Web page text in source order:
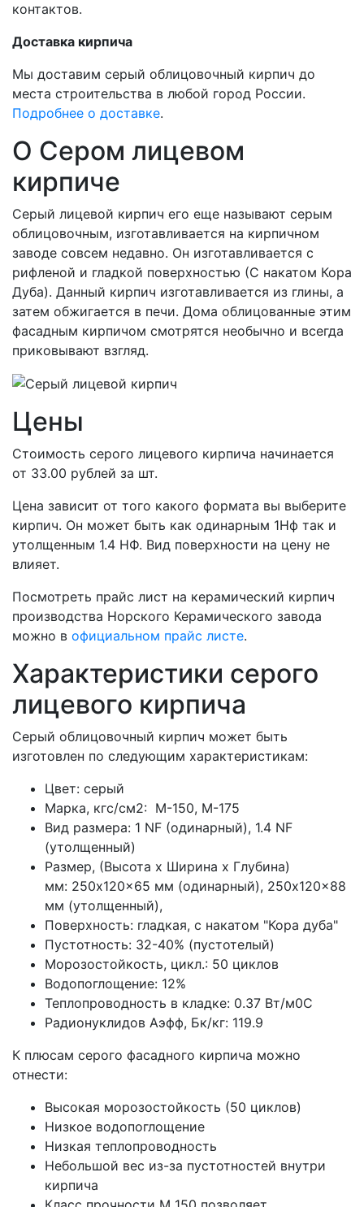
контактов.
Доставка кирпича
Мы доставим серый облицовочный кирпич до
места строительства в любой город России.
Подробнее о доставке.
О Сером лицевом
кирпиче
Серый лицевой кирпич его еще называют серым
облицовочным, изготавливается на кирпичном
заводе совсем недавно. Он изготавливается с
рифленой и гладкой поверхностью (С накатом Кора
Дуба). Данный кирпич изготавливается из глины, а
затем обжигается в печи. Дома облицованные этим
фасадным кирпичом смотрятся необычно и всегда
приковывают взгляд.
Цены
Стоимость серого лицевого кирпича начинается
от 33.00 рублей за шт.
Цена зависит от того какого формата вы выберите
кирпич. Он может быть как одинарным 1Нф так и
утолщенным 1.4 НФ. Вид поверхности на цену не
влияет.
Посмотреть прайс лист на керамический кирпич
производства Норского Керамического завода
можно в официальном прайс листе.
Характеристики серого
лицевого кирпича
Серый облицовочный кирпич может быть
изготовлен по следующим характеристикам:
Цвет: серый
Марка, кгс/см2: M-150, М-175
Вид размера: 1 NF (одинарный), 1.4 NF
(утолщенный)
Размер, (Высота х Ширина х Глубина)
мм: 250x120x65 мм (одинарный), 250x120x88
мм (утолщенный),
Поверхность: гладкая, с накатом "Кора дуба"
Пустотность: 32-40% (пустотелый)
Морозостойкость, цикл.: 50 циклов
Водопоглощение: 12%
Теплопроводность в кладке: 0.37 Вт/м0С
Радионуклидов Аэфф, Бк/кг: 119.9
К плюсам серого фасадного кирпича можно
отнести:
Высокая морозостойкость (50 циклов)
Низкое водопоглощение
Низкая теплопроводность
Небольшой вес из-за пустотностей внутри
кирпича